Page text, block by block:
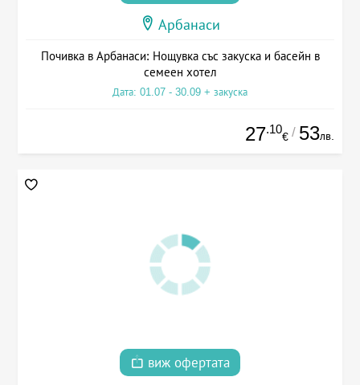
Арбанаси
Почивка в Арбанаси: Нощувка със закуска и басейн в
семеен хотел
Дата: 01.07 - 30.09 + закуска
27.10
€ / 53лв.
виж офертата